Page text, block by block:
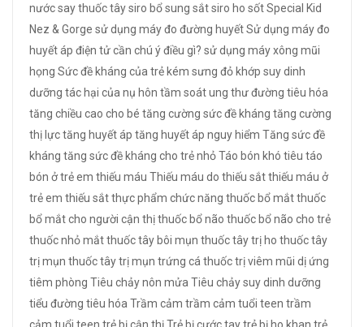
nướcsay thuốc tâysiro bổ sung sắtsiro ho sốtSpecial Kid
Nez & Gorge sử dụng máy đo đường huyếtSử dụng máy đo
huyết áp điện tử cần chú ý điều gì? sử dụng máy xông mũi
họng Sức đề kháng của trẻ kém sưng đỏ khớp suy dinh
dưỡng tác hại của nụ hôn tầm soát ung thư đường tiêu hóa
tăng chiều cao cho bé tăng cường sức đề kháng tăng cường
thị lựctăng huyết áp tăng huyết áp nguy hiểm Tăng sức đề
kháng tăng sức đề kháng cho trẻ nhỏTáo bón khó tiêu táo
bón ở trẻ em thiếu máu Thiếu máu do thiếu sắtthiếu máu ở
trẻ em thiếu sắtthực phẩm chức năng thuốc bổ mắtthuốc
bổ mắt cho người cận thịthuốc bổ não thuốc bổ não cho trẻ
thuốc nhỏ mắtthuốc tây bôi mụn thuốc tây trị ho thuốc tây
trị mụn thuốc tây trị mụn trứng cá thuốc trị viêm mũi dị ứng
tiêm phòng Tiêu chảy nôn mửa Tiêu chảy suy dinh dưỡng
tiểu đường tiêu hóa Trầm cảm trầm cảm tuổi teen trầm